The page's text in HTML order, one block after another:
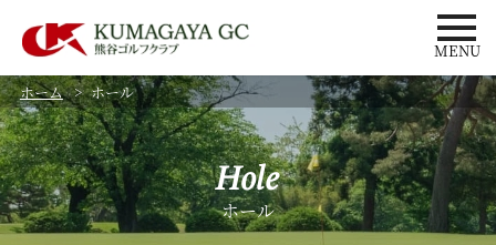
MENU
ホーム
ホール
Hole
ホール